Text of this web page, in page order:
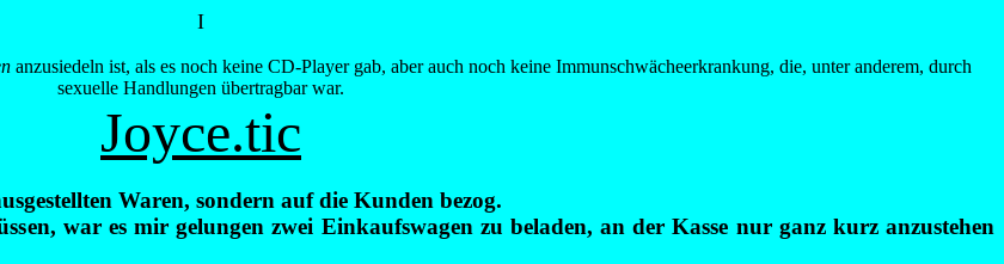
I
anzusiedeln ist, als es noch keine CD-Player gab, aber auch noch keine Immunschwächeerkrankung, die, unter anderem, durch
sexuelle Handlungen übertragbar war.
Joyce.tic
Waren, sondern auf die Kunden bezog.
war es mir gelungen zwei Einkaufswagen zu beladen, an der Kasse nur ganz kurz anzustehen